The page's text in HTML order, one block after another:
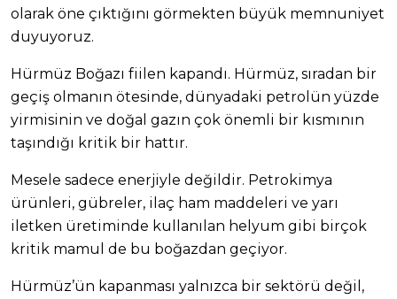
olarak öne çıktığını görmekten büyük memnuniyet
duyuyoruz.
Hürmüz Boğazı fiilen kapandı. Hürmüz, sıradan bir
geçiş olmanın ötesinde, dünyadaki petrolün yüzde
yirmisinin ve doğal gazın çok önemli bir kısmının
taşındığı kritik bir hattır.
Mesele sadece enerjiyle değildir. Petrokimya
ürünleri, gübreler, ilaç ham maddeleri ve yarı
iletken üretiminde kullanılan helyum gibi birçok
kritik mamul de bu boğazdan geçiyor.
Hürmüz’ün kapanması yalnızca bir sektörü değil,